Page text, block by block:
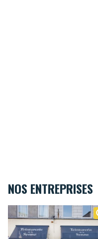
NOS ENTREPRISES
Teinturerie de la Senne